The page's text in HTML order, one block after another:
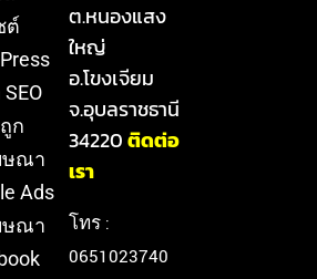
ต์
ก
ษณา
Ads
ษณา
ต.หนองแสง
ใหญ่
อ.โขงเจียม
จ.อุบลราชธานี
34220ติดต่อ
เรา
โทร :
0651023740